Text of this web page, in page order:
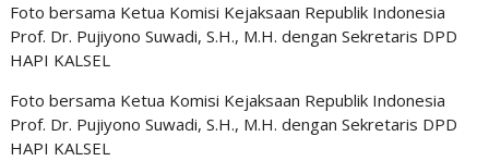
Foto bersama Ketua Komisi Kejaksaan Republik Indonesia
Prof. Dr. Pujiyono Suwadi, S.H., M.H. dengan Sekretaris DPD
HAPI KALSEL
Foto bersama Ketua Komisi Kejaksaan Republik Indonesia
Prof. Dr. Pujiyono Suwadi, S.H., M.H. dengan Sekretaris DPD
HAPI KALSEL